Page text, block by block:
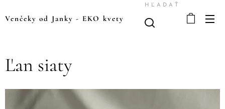
Venčeky od Janky - EKO kvety
HĽADAŤ
Ľan siaty